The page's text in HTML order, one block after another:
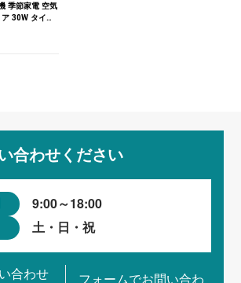
季節家電 空気
30W タイプ
合わせください
9:00～18:00
土・日・祝
合わせ
フォームでお問い合わ